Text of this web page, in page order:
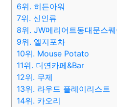
6위. 히든아워
7위. 신인류
8위. JW메리어트동대문스
9위. 엘지포차
10위. Mouse Potato
11위. 더연카페&Bar
12위. 무제
13위. 라우드 플레이리스트
14위. 카오리